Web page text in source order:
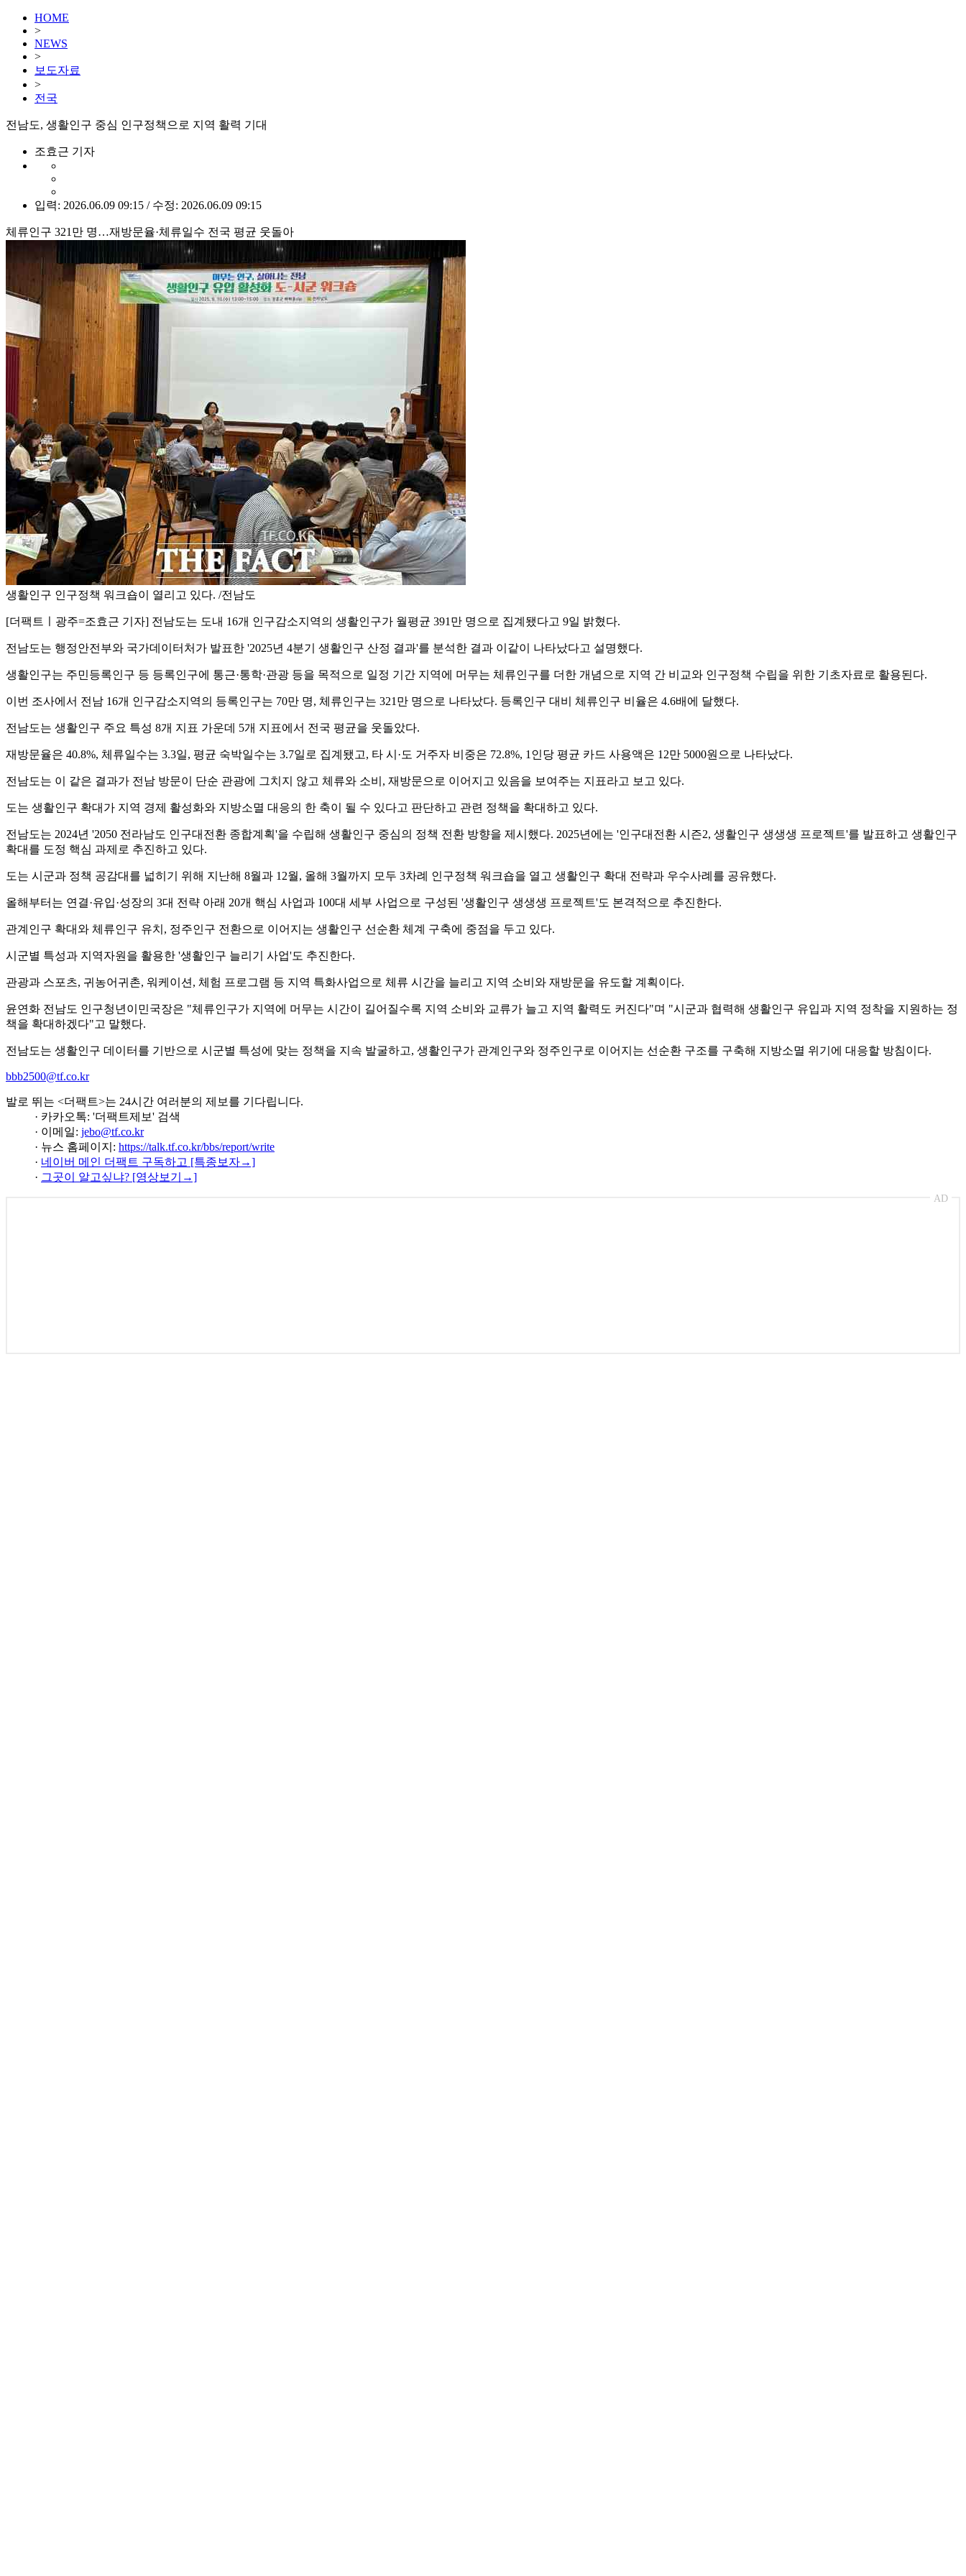
HOME
>
NEWS
>
보도자료
>
전국
전남도, 생활인구 중심 인구정책으로 지역 활력 기대
조효근 기자
입력: 2026.06.09 09:15 / 수정: 2026.06.09 09:15
체류인구 321만 명…재방문율·체류일수 전국 평균 웃돌아
생활인구 인구정책 워크숍이 열리고 있다. /전남도
[더팩트ㅣ광주=조효근 기자] 전남도는 도내 16개 인구감소지역의 생활인구가 월평균 391만 명으로 집계됐다고 9일 밝혔다.
전남도는 행정안전부와 국가데이터처가 발표한 '2025년 4분기 생활인구 산정 결과'를 분석한 결과 이같이 나타났다고 설명했다.
생활인구는 주민등록인구 등 등록인구에 통근·통학·관광 등을 목적으로 일정 기간 지역에 머무는 체류인구를 더한 개념으로 지역 간 비교와 인구정책 수립을 위한 기초자료로 활용된다.
이번 조사에서 전남 16개 인구감소지역의 등록인구는 70만 명, 체류인구는 321만 명으로 나타났다. 등록인구 대비 체류인구 비율은 4.6배에 달했다.
전남도는 생활인구 주요 특성 8개 지표 가운데 5개 지표에서 전국 평균을 웃돌았다.
재방문율은 40.8%, 체류일수는 3.3일, 평균 숙박일수는 3.7일로 집계됐고, 타 시·도 거주자 비중은 72.8%, 1인당 평균 카드 사용액은 12만 5000원으로 나타났다.
전남도는 이 같은 결과가 전남 방문이 단순 관광에 그치지 않고 체류와 소비, 재방문으로 이어지고 있음을 보여주는 지표라고 보고 있다.
도는 생활인구 확대가 지역 경제 활성화와 지방소멸 대응의 한 축이 될 수 있다고 판단하고 관련 정책을 확대하고 있다.
전남도는 2024년 '2050 전라남도 인구대전환 종합계획'을 수립해 생활인구 중심의 정책 전환 방향을 제시했다. 2025년에는 '인구대전환 시즌2, 생활인구 생생생 프로젝트'를 발표하고 생활인구
확대를 도정 핵심 과제로 추진하고 있다.
도는 시군과 정책 공감대를 넓히기 위해 지난해 8월과 12월, 올해 3월까지 모두 3차례 인구정책 워크숍을 열고 생활인구 확대 전략과 우수사례를 공유했다.
올해부터는 연결·유입·성장의 3대 전략 아래 20개 핵심 사업과 100대 세부 사업으로 구성된 '생활인구 생생생 프로젝트'도 본격적으로 추진한다.
관계인구 확대와 체류인구 유치, 정주인구 전환으로 이어지는 생활인구 선순환 체계 구축에 중점을 두고 있다.
시군별 특성과 지역자원을 활용한 '생활인구 늘리기 사업'도 추진한다.
관광과 스포츠, 귀농어귀촌, 워케이션, 체험 프로그램 등 지역 특화사업으로 체류 시간을 늘리고 지역 소비와 재방문을 유도할 계획이다.
윤연화 전남도 인구청년이민국장은 "체류인구가 지역에 머무는 시간이 길어질수록 지역 소비와 교류가 늘고 지역 활력도 커진다"며 "시군과 협력해 생활인구 유입과 지역 정착을 지원하는 정
책을 확대하겠다"고 말했다.
전남도는 생활인구 데이터를 기반으로 시군별 특성에 맞는 정책을 지속 발굴하고, 생활인구가 관계인구와 정주인구로 이어지는 선순환 구조를 구축해 지방소멸 위기에 대응할 방침이다.
bbb2500@tf.co.kr
발로 뛰는 <더팩트>는 24시간 여러분의 제보를 기다립니다.
· 카카오톡: '더팩트제보' 검색
· 이메일: jebo@tf.co.kr
· 뉴스 홈페이지: https://talk.tf.co.kr/bbs/report/write
· 네이버 메인 더팩트 구독하고 [특종보자→]
· 그곳이 알고싶냐? [영상보기→]
AD